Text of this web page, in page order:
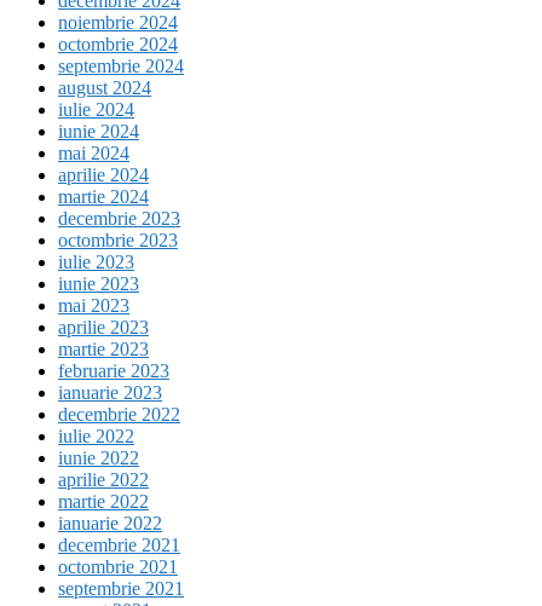
noiembrie 2024
octombrie 2024
septembrie 2024
august 2024
iulie 2024
iunie 2024
mai 2024
aprilie 2024
martie 2024
decembrie 2023
octombrie 2023
iulie 2023
iunie 2023
mai 2023
aprilie 2023
martie 2023
februarie 2023
ianuarie 2023
decembrie 2022
iulie 2022
iunie 2022
aprilie 2022
martie 2022
ianuarie 2022
decembrie 2021
octombrie 2021
septembrie 2021